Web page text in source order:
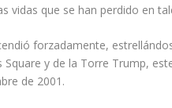
vidas que se han perdido en
forzadamente,
y de la Torre Trump,
de 2001.